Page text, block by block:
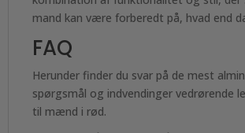
mand kan være forberedt på, hvad end
FAQ
Herunder finder du svar på de mest
spørgsmål og indvendinger vedrørende
til mænd i rød.